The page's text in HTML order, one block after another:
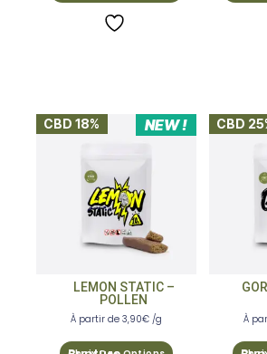
NEW !
CBD 18%
LEMON STATIC –
POLLEN
À partir de 3,90€ /g
CBD
À